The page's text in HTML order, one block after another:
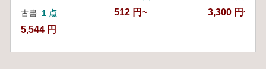
古書 1 点
5,544 円
512 円~ 3,300 円~